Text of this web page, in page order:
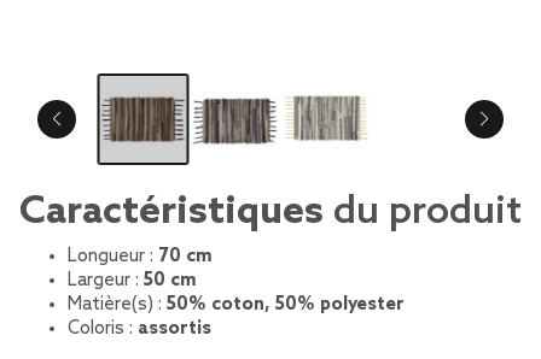
Caractéristiques du produit
Longueur : 70 cm
Largeur : 50 cm
Matière(s) : 50% coton, 50% polyester
Coloris : assortis